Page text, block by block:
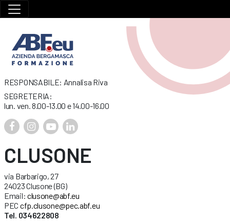
RESPONSABILE: Annalisa Riva
SEGRETERIA:
lun. ven. 8.00-13.00 e 14.00-16.00
CLUSONE
via Barbarigo, 27
24023 Clusone (BG)
Email: clusone@abf.eu
PEC cfp.clusone@pec.abf.eu
Tel. 034622808